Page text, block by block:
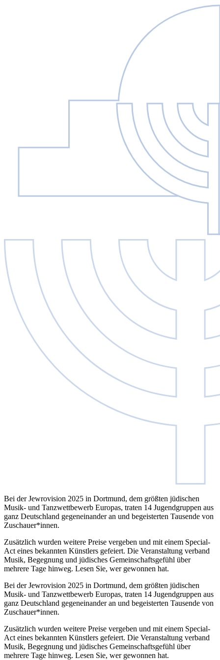
Bei der Jewrovision 2025 in Dortmund, dem größten jüdischen
Musik- und Tanzwettbewerb Europas, traten 14 Jugendgruppen aus
ganz Deutschland gegeneinander an und begeisterten Tausende von
Zuschauer*innen.
Zusätzlich wurden weitere Preise vergeben und mit einem Special-
Act eines bekannten Künstlers gefeiert. Die Veranstaltung verband
Musik, Begegnung und jüdisches Gemeinschaftsgefühl über
mehrere Tage hinweg. Lesen Sie, wer gewonnen hat.
Bei der Jewrovision 2025 in Dortmund, dem größten jüdischen
Musik- und Tanzwettbewerb Europas, traten 14 Jugendgruppen aus
ganz Deutschland gegeneinander an und begeisterten Tausende von
Zuschauer*innen.
Zusätzlich wurden weitere Preise vergeben und mit einem Special-
Act eines bekannten Künstlers gefeiert. Die Veranstaltung verband
Musik, Begegnung und jüdisches Gemeinschaftsgefühl über
mehrere Tage hinweg. Lesen Sie, wer gewonnen hat.